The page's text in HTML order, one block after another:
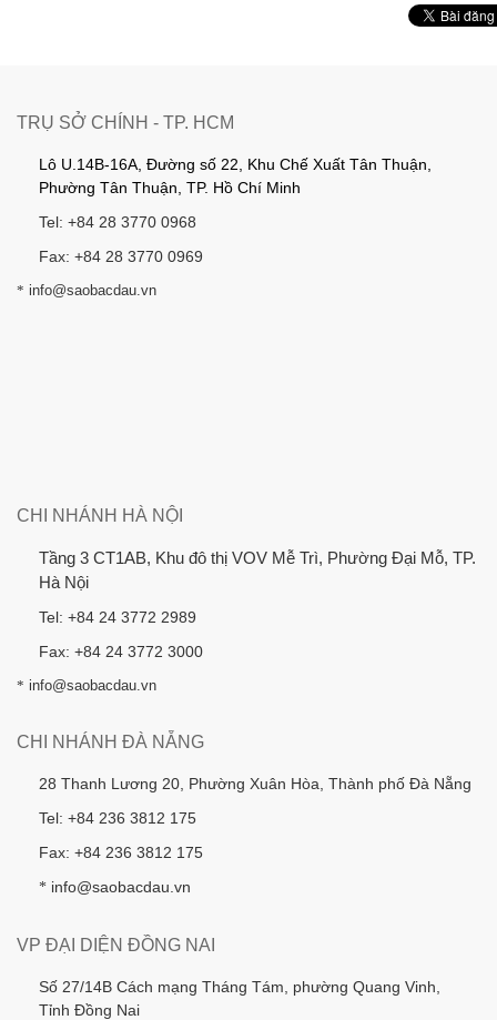
TRỤ SỞ CHÍNH - TP. HCM
Lô U.14B-16A, Đường số 22, Khu Chế Xuất Tân Thuận,
Phường Tân Thuận, TP. Hồ Chí Minh
Tel: +84 28 3770 0968
Fax: +84 28 3770 0969
* info@saobacdau.vn
CHI NHÁNH HÀ NỘI
Tầng 3 CT1AB, Khu đô thị VOV Mễ Trì, Phường Đại Mỗ, TP.
Hà Nội
Tel: +84 24 3772 2989
Fax: +84 24 3772 3000
* info@saobacdau.vn
CHI NHÁNH ĐÀ NẴNG
28 Thanh Lương 20, Phường Xuân Hòa, Thành phố Đà Nẵng
Tel: +84 236 3812 175
Fax: +84 236 3812 175
* info@saobacdau.vn
VP ĐẠI DIỆN ĐỒNG NAI
Số 27/14B Cách mạng Tháng Tám, phường Quang Vinh,
Tỉnh Đồng Nai